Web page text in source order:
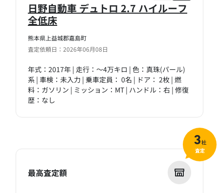
熊本県上益城郡嘉島町
査定依頼日：2026年06月08日
日野自動車 デュトロ 2.7 ハイルーフ
全低床
年式：2017年 | 走行：～4万キロ | 色：真珠(パール)
系 | 車検：未入力 | 乗車定員： 0名 | ドア： 2枚 | 燃
料：ガソリン | ミッション：MT | ハンドル：右 | 修復
歴：なし
最高査定額
3社
査定